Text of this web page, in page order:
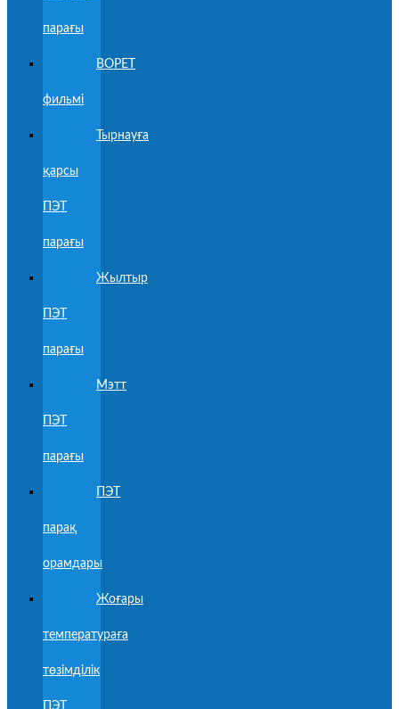
парағы
BOPET
фильмі
Тырнауға
қарсы
ПЭТ
парағы
Жылтыр
ПЭТ
парағы
Мэтт
ПЭТ
парағы
ПЭТ
парақ
орамдары
Жоғары
температураға
төзімділік
ПЭТ